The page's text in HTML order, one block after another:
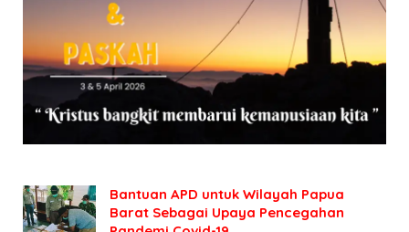
Bantuan APD untuk Wilayah Papua
Barat Sebagai Upaya Pencegahan